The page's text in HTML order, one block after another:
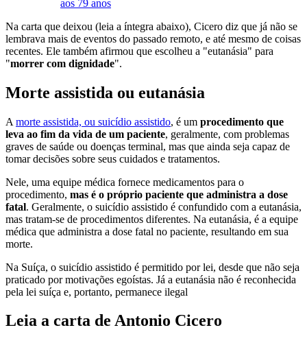
aos 79 anos
Na carta que deixou (leia a íntegra abaixo), Cicero diz que já não se
lembrava mais de eventos do passado remoto, e até mesmo de coisas
recentes. Ele também afirmou que escolheu a "eutanásia" para
"morrer com dignidade".
Morte assistida ou eutanásia
A morte assistida, ou suicídio assistido, é um procedimento que
leva ao fim da vida de um paciente, geralmente, com problemas
graves de saúde ou doenças terminal, mas que ainda seja capaz de
tomar decisões sobre seus cuidados e tratamentos.
Nele, uma equipe médica fornece medicamentos para o
procedimento, mas é o próprio paciente que administra a dose
fatal. Geralmente, o suicídio assistido é confundido com a eutanásia,
mas tratam-se de procedimentos diferentes. Na eutanásia, é a equipe
médica que administra a dose fatal no paciente, resultando em sua
morte.
Na Suíça, o suicídio assistido é permitido por lei, desde que não seja
praticado por motivações egoístas. Já a eutanásia não é reconhecida
pela lei suíça e, portanto, permanece ilegal
Leia a carta de Antonio Cicero